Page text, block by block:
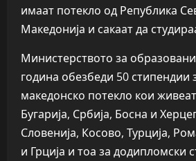
имаат потекло од Република
Македонија и сакаат да
Министерството за
година обезбеди 50 стипендии
македонско потекло кои
Бугарија, Србија, Босна и
Словенија, Косово, Турција,
и Грција и тоа за додипломски